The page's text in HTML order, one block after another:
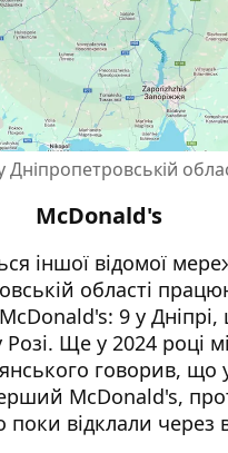
McDonald's
іншої відомої
області
: 9 у
Ще у 2024 році
говорив, що
McDonald's,
поки відклали через